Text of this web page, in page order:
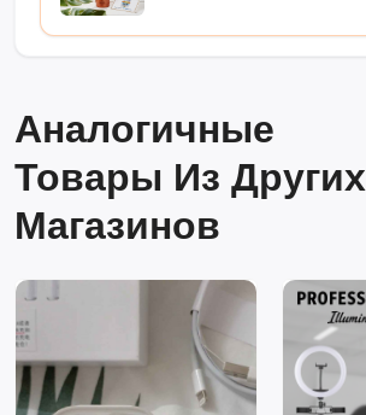
Аналогичные
Товары Из Других
Магазинов